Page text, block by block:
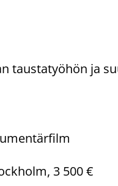
taustatyöhön ja
3 500 €